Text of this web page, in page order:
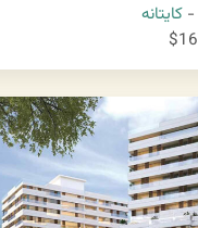
- کایتانه